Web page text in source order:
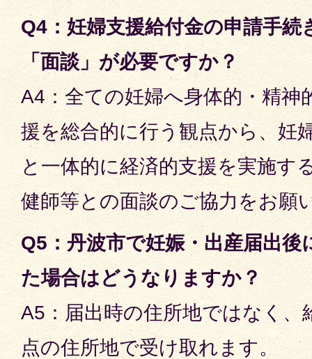
Q4：妊婦支援給付金の申請手続
「面談」が必要ですか？
A4：全ての妊婦へ身体的・精神
援を総合的に行う観点から、妊
と一体的に経済的支援を実施す
健師等との面談のご協力をお願
Q5：丹波市で妊娠・出産届出後
た場合はどうなりますか？
A5：届出時の住所地ではなく、
点の住所地で受け取れます。